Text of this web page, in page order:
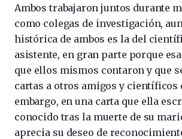
Ambos trabajaron juntos durante
como colegas de investigación,
histórica de ambos es la del
asistente, en gran parte porque
que ellos mismos contaron y que
cartas a otros amigos y científicos
embargo, en una carta que ella
conocido tras la muerte de su
aprecia su deseo de